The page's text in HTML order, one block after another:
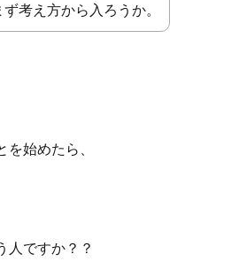
考え方から入ろうか。
始めたら、
人ですか？？